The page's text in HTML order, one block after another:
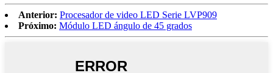
Anterior: Procesador de video LED Serie LVP909
Próximo: Módulo LED ángulo de 45 grados